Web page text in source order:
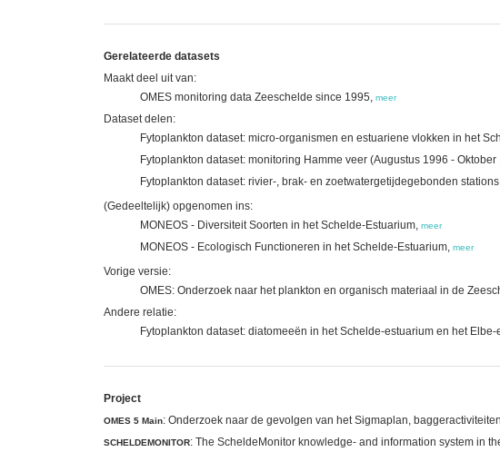
Gerelateerde datasets
Maakt deel uit van:
OMES monitoring data Zeeschelde since 1995, meer
Dataset delen:
Fytoplankton dataset: micro-organismen en estuariene vlokken in het
Fytoplankton dataset: monitoring Hamme veer (Augustus 1996 -
Fytoplankton dataset: rivier-, brak- en zoetwatergetijdegebonden
(Gedeeltelijk) opgenomen ins:
MONEOS - Diversiteit Soorten in het Schelde-Estuarium, meer
MONEOS - Ecologisch Functioneren in het Schelde-Estuarium, meer
Vorige versie:
OMES: Onderzoek naar het plankton en organisch materiaal in de
Andere relatie:
Fytoplankton dataset: diatomeeën in het Schelde-estuarium en het
Project
OMES 5 Main: Onderzoek naar de gevolgen van het Sigmaplan,
SCHELDEMONITOR: The ScheldeMonitor knowledge- and information system in